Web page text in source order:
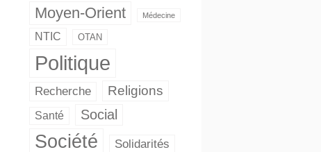
Moyen-Orient Médecine
NTIC OTAN
Politique
Recherche Religions
Santé Social
Société Solidarités